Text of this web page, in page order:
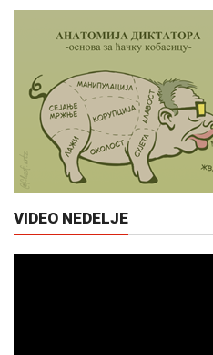
VIDEO NEDELJE